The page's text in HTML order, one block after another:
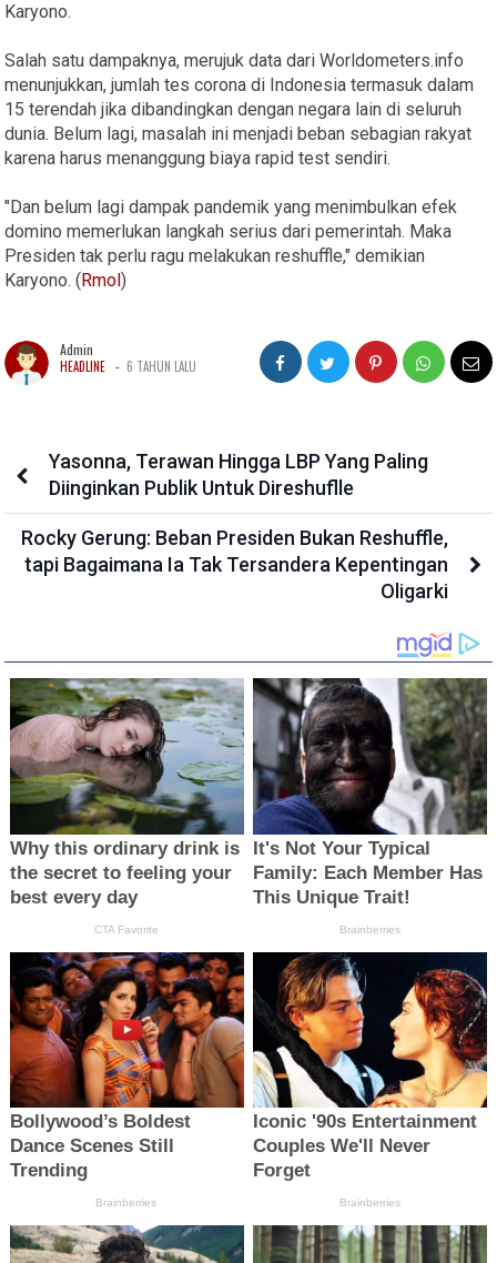
Karyono.
Salah satu dampaknya, merujuk data dari Worldometers.info
menunjukkan, jumlah tes corona di Indonesia termasuk dalam
15 terendah jika dibandingkan dengan negara lain di seluruh
dunia. Belum lagi, masalah ini menjadi beban sebagian rakyat
karena harus menanggung biaya rapid test sendiri.
"Dan belum lagi dampak pandemik yang menimbulkan efek
domino memerlukan langkah serius dari pemerintah. Maka
Presiden tak perlu ragu melakukan reshuffle," demikian
Karyono. (Rmol)
Admin
HEADLINE - 6 TAHUN LALU
Yasonna, Terawan Hingga LBP Yang Paling
Diinginkan Publik Untuk Direshuflle
Rocky Gerung: Beban Presiden Bukan Reshuffle,
tapi Bagaimana Ia Tak Tersandera Kepentingan
Oligarki